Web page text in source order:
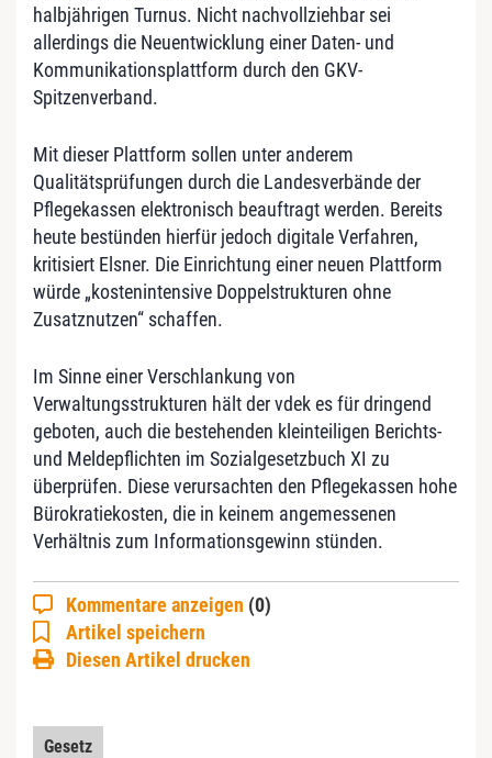
halbjährigen Turnus. Nicht nachvollziehbar sei
allerdings die Neuentwicklung einer Daten- und
Kommunikationsplattform durch den GKV-
Spitzenverband.
Mit dieser Plattform sollen unter anderem
Qualitätsprüfungen durch die Landesverbände der
Pflegekassen elektronisch beauftragt werden. Bereits
heute bestünden hierfür jedoch digitale Verfahren,
kritisiert Elsner. Die Einrichtung einer neuen Plattform
würde „kostenintensive Doppelstrukturen ohne
Zusatznutzen“ schaffen.
Im Sinne einer Verschlankung von
Verwaltungsstrukturen hält der vdek es für dringend
geboten, auch die bestehenden kleinteiligen Berichts-
und Meldepflichten im Sozialgesetzbuch XI zu
überprüfen. Diese verursachten den Pflegekassen hohe
Bürokratiekosten, die in keinem angemessenen
Verhältnis zum Informationsgewinn stünden.
Kommentare anzeigen (0)
Artikel speichern
Diesen Artikel drucken
Gesetz